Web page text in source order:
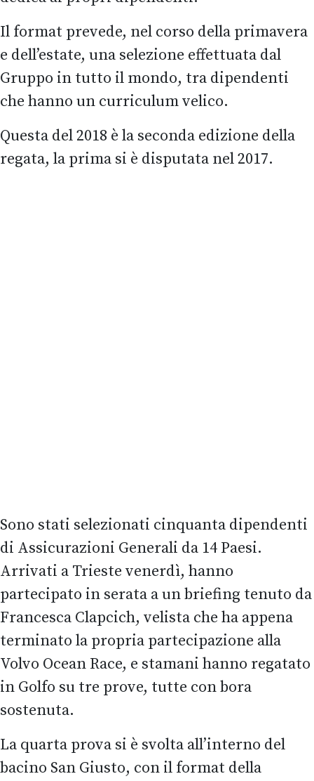
Il format prevede, nel corso della primavera
e dell’estate, una selezione effettuata dal
Gruppo in tutto il mondo, tra dipendenti
che hanno un curriculum velico.
Questa del 2018 è la seconda edizione della
regata, la prima si è disputata nel 2017.
Sono stati selezionati cinquanta dipendenti
di Assicurazioni Generali da 14 Paesi.
Arrivati a Trieste venerdì, hanno
partecipato in serata a un briefing tenuto da
Francesca Clapcich, velista che ha appena
terminato la propria partecipazione alla
Volvo Ocean Race, e stamani hanno regatato
in Golfo su tre prove, tutte con bora
sostenuta.
La quarta prova si è svolta all’interno del
bacino San Giusto, con il format della